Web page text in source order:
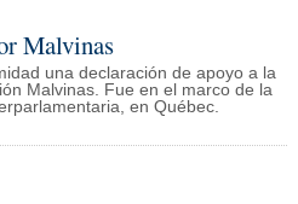
Malvinas
una declaración de apoyo a la
Malvinas. Fue en el marco de la
en Québec.